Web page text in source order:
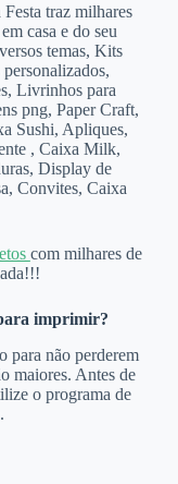
traz milhares
casa e do seu
temas, Kits
Livrinhos para
png, Paper Craft,
Sushi, Apliques,
, Caixa Milk,
Display de
Convites, Caixa
com milhares de
imprimir?
para não perderem
maiores. Antes de
o programa de